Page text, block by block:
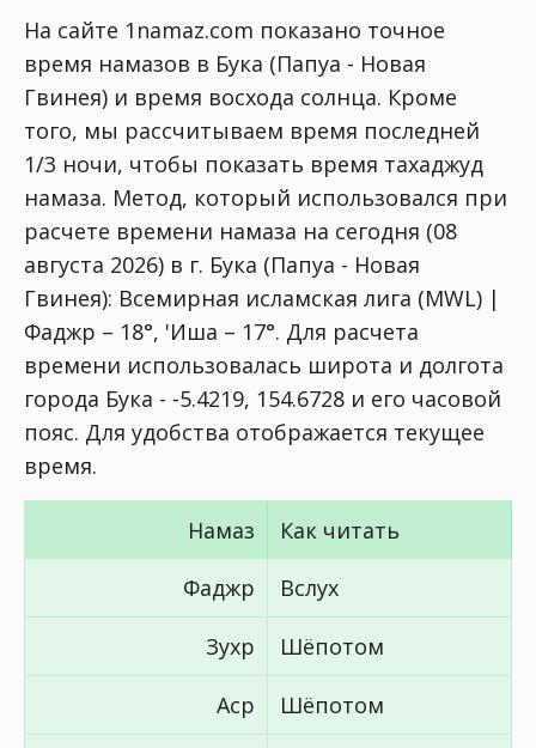
На сайте 1namaz.com показано точное
время намазов в Бука (Папуа - Новая
Гвинея) и время восхода солнца. Кроме
того, мы рассчитываем время последней
1/3 ночи, чтобы показать время тахаджуд
намаза. Метод, который использовался при
расчете времени намаза на сегодня (08
августа 2026) в г. Бука (Папуа - Новая
Гвинея): Всемирная исламская лига (MWL) |
Фаджр – 18°, 'Иша – 17°. Для расчета
времени использовалась широта и долгота
города Бука - -5.4219, 154.6728 и его часовой
пояс. Для удобства отображается текущее
время.
Намаз
Как читать
Фаджр
Вслух
Зухр Шёпотом
Аср Шёпотом